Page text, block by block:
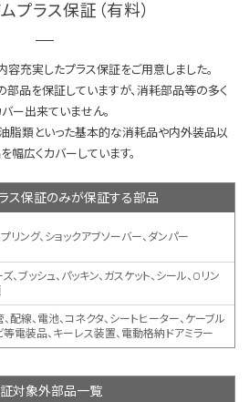
プラス保証（有料）
容充実したプラス保証をご用意しました。
部品を保証していますが、消耗部品等の多く
ー出来ていません。
油脂類といった基本的な消耗品や内外装品以
幅広くカバーしています。
ス保証のみが保証する部品
リング、ショックアブソーバー、ダンパー
、ブッシュ、パッキン、ガスケット、シール、Oリン
配線、電池、コネクタ、シートヒーター、ケーブル
等電装品、キーレス装置、 電動格納ドアミラー
対象外部品一覧